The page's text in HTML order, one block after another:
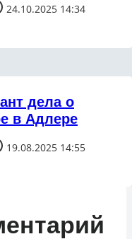
24.10.2025 14:34
дела о
в Адлере
19.08.2025 14:55